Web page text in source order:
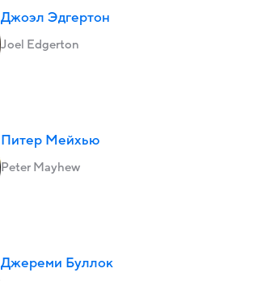
Джоэл Эдгертон
Joel Edgerton
Питер Мейхью
Peter Mayhew
Джереми Буллок